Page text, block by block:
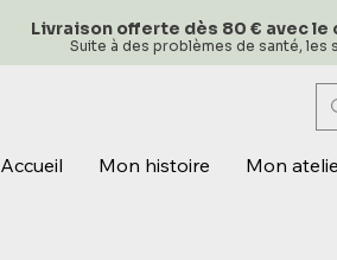
Livraison offerte dès 80 € avec le
Suite à des problèmes de santé,
Accueil Mon histoire Mon